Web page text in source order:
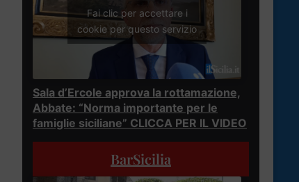
Fai clic per accettare i
cookie per questo servizio
Sala d’Ercole approva la rottamazione,
Abbate: “Norma importante per le
famiglie siciliane” CLICCA PER IL VIDEO
BarSicilia